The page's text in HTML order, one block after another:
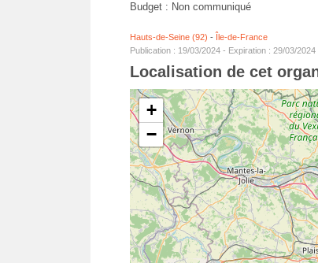
Budget : Non communiqué
Hauts-de-Seine (92) - Île-de-France
Publication : 19/03/2024 - Expiration : 29/03/2024
Localisation de cet
+
−